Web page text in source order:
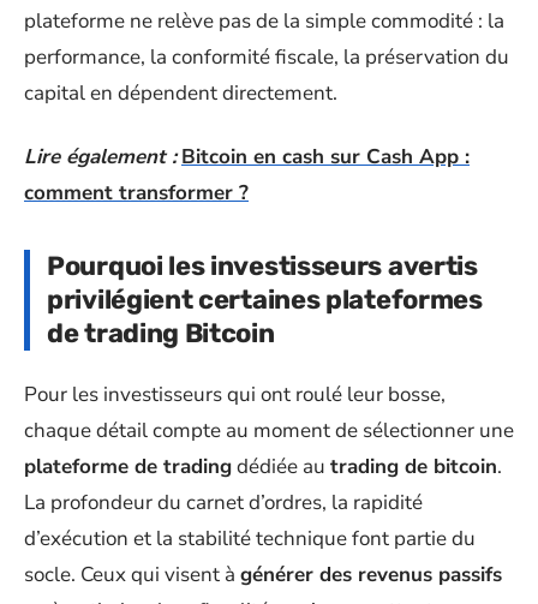
plateforme ne relève pas de la simple commodité : la
performance, la conformité fiscale, la préservation du
capital en dépendent directement.
Lire également : Bitcoin en cash sur Cash App :
comment transformer ?
Pourquoi les investisseurs avertis
privilégient certaines plateformes
de trading Bitcoin
Pour les investisseurs qui ont roulé leur bosse,
chaque détail compte au moment de sélectionner une
plateforme de tradingdédiée au trading de bitcoin.
La profondeur du carnet d’ordres, la rapidité
d’exécution et la stabilité technique font partie du
socle. Ceux qui visent à générer des revenus passifs